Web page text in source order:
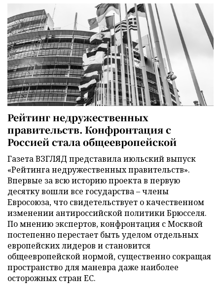
Рейтинг недружественных
правительств. Конфронтация с
Россией стала общеевропейской
Газета ВЗГЛЯД представила июльский выпуск
«Рейтинга недружественных правительств».
Впервые за всю историю проекта в первую
десятку вошли все государства – члены
Евросоюза, что свидетельствует о качественном
изменении антироссийской политики Брюсселя.
По мнению экспертов, конфронтация с Москвой
постепенно перестает быть уделом отдельных
европейских лидеров и становится
общеевропейской нормой, существенно сокращая
пространство для маневра даже наиболее
осторожных стран ЕС.